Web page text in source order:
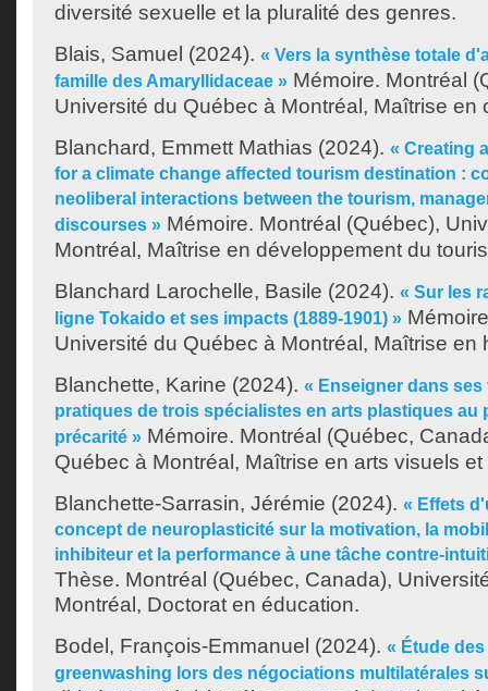
diversité sexuelle et la pluralité des genres.
Blais, Samuel (2024). « Vers la synthèse totale
famille des Amaryllidaceae » Mémoire. Montréal
Université du Québec à Montréal, Maîtrise en
Blanchard, Emmett Mathias (2024). « Creating
for a climate change affected tourism destination :
neoliberal interactions between the tourism,
discourses » Mémoire. Montréal (Québec),
Montréal, Maîtrise en développement du
Blanchard Larochelle, Basile (2024). « Sur les
ligne Tokaido et ses impacts (1889-1901) »
Université du Québec à Montréal, Maîtrise en
Blanchette, Karine (2024). « Enseigner dans
pratiques de trois spécialistes en arts plastiques au
précarité » Mémoire. Montréal (Québec,
Québec à Montréal, Maîtrise en arts visuels
Blanchette-Sarrasin, Jérémie (2024). « Effets
concept de neuroplasticité sur la motivation, la
inhibiteur et la performance à une tâche contre-
Thèse. Montréal (Québec, Canada),
Montréal, Doctorat en éducation.
Bodel, François-Emmanuel (2024). « Étude
greenwashing lors des négociations multilatérales